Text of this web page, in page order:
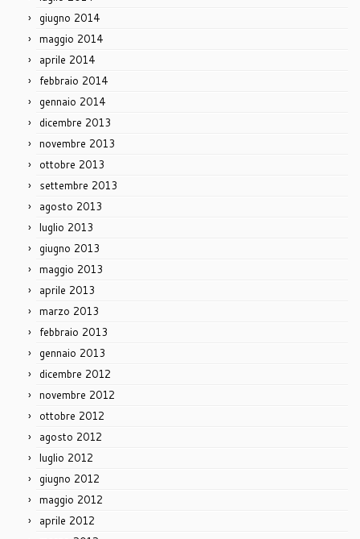
giugno 2014
maggio 2014
aprile 2014
febbraio 2014
gennaio 2014
dicembre 2013
novembre 2013
ottobre 2013
settembre 2013
agosto 2013
luglio 2013
giugno 2013
maggio 2013
aprile 2013
marzo 2013
febbraio 2013
gennaio 2013
dicembre 2012
novembre 2012
ottobre 2012
agosto 2012
luglio 2012
giugno 2012
maggio 2012
aprile 2012